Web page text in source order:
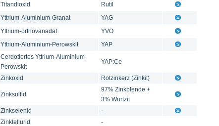
Titandioxid
Rutil
Yttrium-Aluminium-Granat
YAG
Yttrium-orthovanadat
YVO
Yttrium-Aluminium-Perowskit YAP
Cerdotiertes Yttrium-Aluminium-
Perowskit
YAP:Ce
Zinkoxid Rotzinkerz (Zinkit)
Zinksulfid
97% Zinkblende +
3% Wurtzit
Zinkselenid
-
Zinktellurid -